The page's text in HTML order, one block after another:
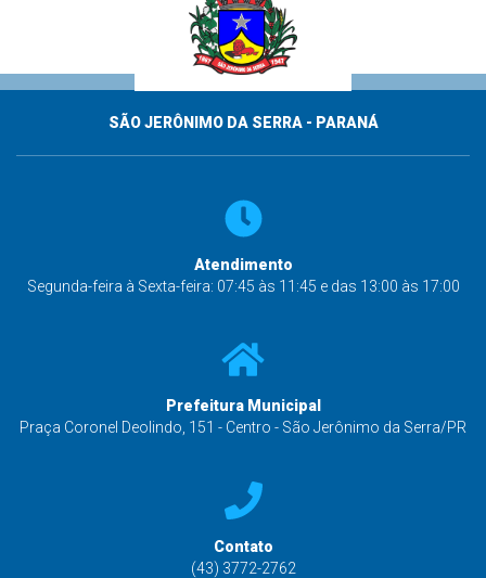
SÃO JERÔNIMO DA SERRA - PARANÁ
Atendimento
Segunda-feira à Sexta-feira: 07:45 às 11:45 e das 13:00 às 17:00
Prefeitura Municipal
Praça Coronel Deolindo, 151 - Centro - São Jerônimo da Serra/PR
Contato
(43) 3772-2762